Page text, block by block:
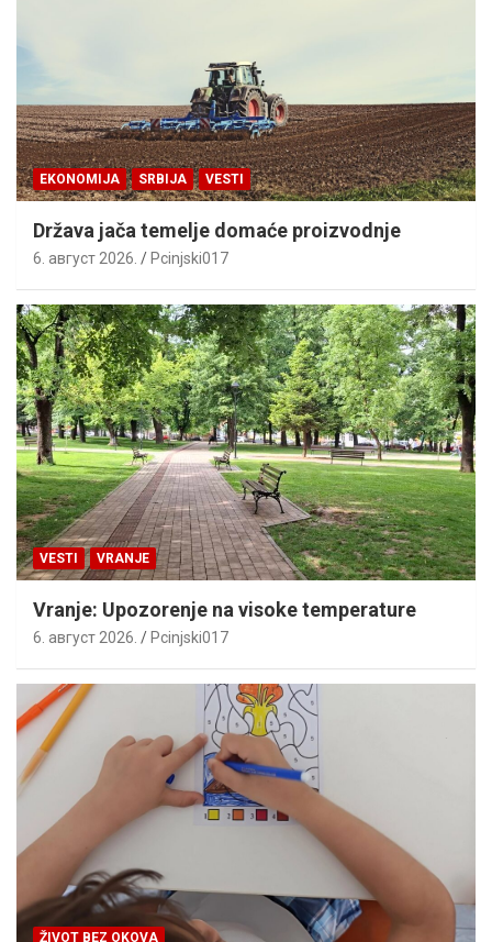
EKONOMIJA SRBIJA VESTI
Država jača temelje domaće proizvodnje
6. август 2026. Pcinjski017
VESTI VRANJE
Vranje: Upozorenje na visoke temperature
6. август 2026. Pcinjski017
ŽIVOT BEZ OKOVA